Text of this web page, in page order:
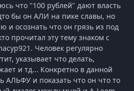
что "100 рублей" дают власть
бы он АЛИ на пике славы, но
и осознать что он грязь из под
прочитал эту тему знаком с
Человек регулярно
указывает что делать,
и тд... Конкретно в данной
АЛЬФУ и показать что он что то